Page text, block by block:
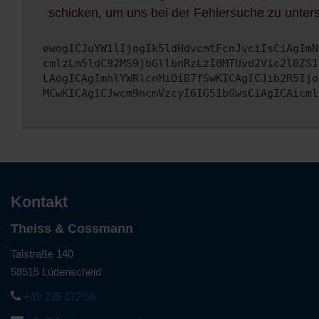
schicken, um uns bei der Fehlersuche zu
Kontakt
Theiss & Cossmann
Talstraße 140
58515 Lüdenscheid
+49 235 172 56